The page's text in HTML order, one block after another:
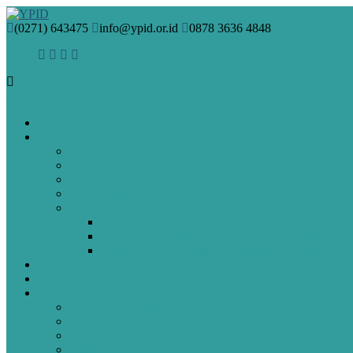
(0271) 643475 info@ypid.or.id 0878 3636 4848